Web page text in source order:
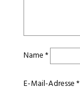
Name*
E-Mail-Adresse*